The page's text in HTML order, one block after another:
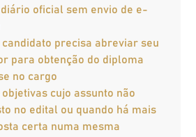
oficial sem envio de e-
candidato precisa abreviar seu
para obtenção do diploma
no cargo
objetivas cujo assunto não
no edital ou quando há mais
certa numa mesma